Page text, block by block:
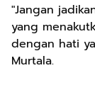
"Jangan
yang
dengan hati
Murtala.